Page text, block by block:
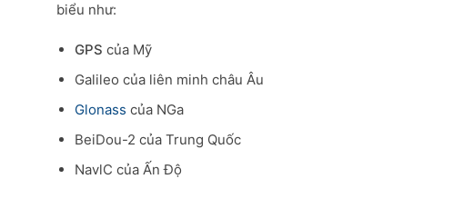
biểu như:
GPS của Mỹ
Galileo của liên minh châu Âu
Glonass của NGa
BeiDou-2 của Trung Quốc
NavlC của Ấn Độ